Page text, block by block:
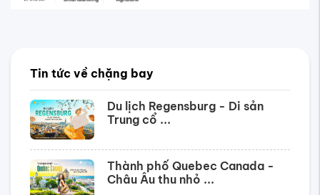
Tin tức về chặng bay
Du lịch Regensburg - Di sản
Trung cổ ...
Thành phố Quebec Canada -
Châu Âu thu nhỏ ...